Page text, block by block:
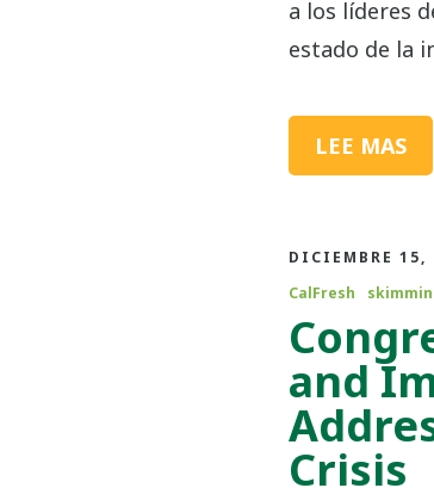
a los líderes
estado de la
LEE MAS
DICIEMBRE 15,
CalFresh
and
Crisis